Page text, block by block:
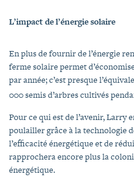
L’impact de l’énergie solaire
En plus de fournir de l’énergie
ferme solaire permet
par année; c’est presque
000 semis d’arbres cultivés
Pour ce qui est de l’avenir, Larry
poulailler grâce à la technologie
l’efficacité énergétique et de
rapprochera encore plus la
énergétique.